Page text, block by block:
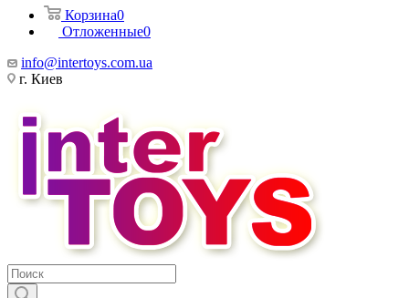
Корзина0
Отложенные0
info@intertoys.com.ua
г. Киев